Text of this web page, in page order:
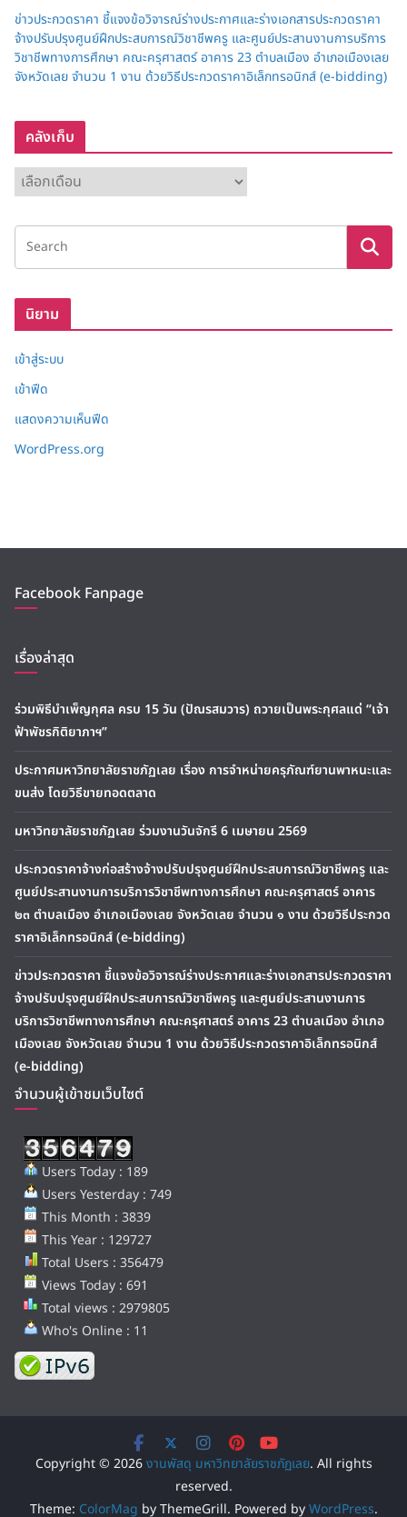
ข่าวประกวดราคา ชี้แจงข้อวิจารณ์ร่างประกาศและร่างเอกสารประกวดราคา
จ้างปรับปรุงศูนย์ฝึกประสบการณ์วิชาชีพครู และศูนย์ประสานงานการบริการ
วิชาชีพทางการศึกษา คณะครุศาสตร์ อาคาร 23 ตำบลเมือง อำเภอเมืองเลย
จังหวัดเลย จำนวน 1 งาน ด้วยวิธีประกวดราคาอิเล็กทรอนิกส์ (e-bidding)
คลังเก็บ
ลั
ง
ก็
นิยาม
เข้าสู่ระบบ
เข้าฟีด
แสดงความเห็นฟีด
WordPress.org
Facebook Fanpage
เรื่องล่าสุด
ร่วมพิธีบำเพ็ญกุศล ครบ 15 วัน (ปัณรสมวาร) ถวายเป็นพระกุศลแด่ “เจ้า
ฟ้าพัชรกิติยาภาฯ”
ประกาศมหาวิทยาลัยราชภัฏเลย เรื่อง การจำหน่ายครุภัณฑ์ยานพาหนะและ
ขนส่ง โดยวิธีขายทอดตลาด
มหาวิทยาลัยราชภัฏเลย ร่วมงานวันจักรี 6 เมษายน 2569
ประกวดราคาจ้างก่อสร้างจ้างปรับปรุงศูนย์ฝึกประสบการณ์วิชาชีพครู และ
ศูนย์ประสานงานการบริการวิชาชีพทางการศึกษา คณะครุศาสตร์ อาคาร
๒๓ ตำบลเมือง อำเภอเมืองเลย จังหวัดเลย จำนวน ๑ งาน ด้วยวิธีประกวด
ราคาอิเล็กทรอนิกส์ (e-bidding)
ข่าวประกวดราคา ชี้แจงข้อวิจารณ์ร่างประกาศและร่างเอกสารประกวดราคา
จ้างปรับปรุงศูนย์ฝึกประสบการณ์วิชาชีพครู และศูนย์ประสานงานการ
บริการวิชาชีพทางการศึกษา คณะครุศาสตร์ อาคาร 23 ตำบลเมือง อำเภอ
เมืองเลย จังหวัดเลย จำนวน 1 งาน ด้วยวิธีประกวดราคาอิเล็กทรอนิกส์
(e-bidding)
จำนวนผู้เข้าชมเว็บไซต์
Users Today : 189
Users Yesterday : 749
This Month : 3839
This Year : 129727
Total Users : 356479
Views Today : 691
Total views : 2979805
Who's Online : 11
Copyright © 2026งานพัสดุ มหาวิทยาลัยราชภัฏเลย. All rights
reserved.
Theme: ColorMag by ThemeGrill. Powered byWordPress.